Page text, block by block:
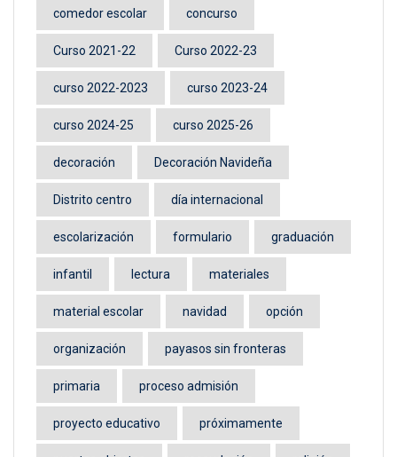
comedor escolar concurso
Curso 2021-22 Curso 2022-23
curso 2022-2023 curso 2023-24
curso 2024-25 curso 2025-26
decoración Decoración Navideña
Distrito centro día internacional
escolarización formulario graduación
infantil lectura materiales
material escolar navidad opción
organización payasos sin fronteras
primaria proceso admisión
proyecto educativo próximamente